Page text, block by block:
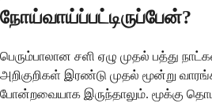
நோய்வாய்ப்பட்டிருப்பேன்?
பெரும்பாலான சளி ஏழு முதல் பத்து
அறிகுறிகள் இரண்டு முதல் மூன்று
போன்றவையாக இருந்தாலும். மூக்கு